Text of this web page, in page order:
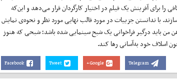
را برای آفرینش یک فیلم در اختیار کارگردان قرار می‌دهد و این‌که
با ندانستن جزییات در مورد قالب نهایی مورد نظر و نحوه‌ی نمایش
من باید درگیر فراخوانی یک شبح سینمایی شده باشد؛ شبحی که هنوز
اسلاف خود به‌آسانی رها کند.
Facebook Tweet Google+ Telegram